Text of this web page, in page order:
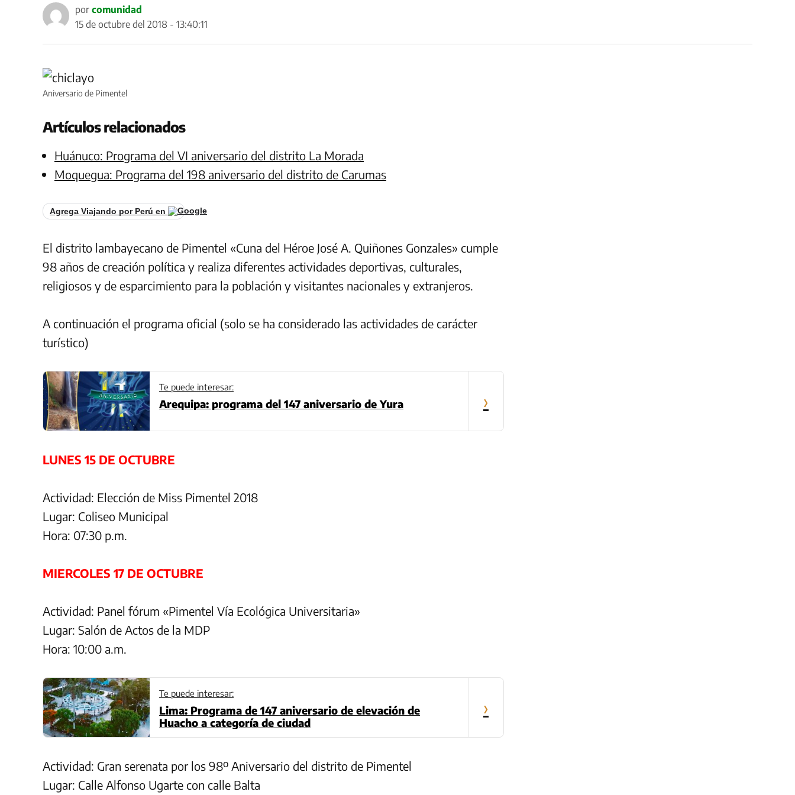
por comunidad
15 de octubre del 2018 - 13:40:11
Aniversario de Pimentel
Artículos relacionados
Huánuco: Programa del VI aniversario del distrito La Morada
Moquegua: Programa del 198 aniversario del distrito de Carumas
Agrega Viajando por Perú en
El distrito lambayecano de Pimentel «Cuna del Héroe José A. Quiñones Gonzales» cumple
98 años de creación política y realiza diferentes actividades deportivas, culturales,
religiosos y de esparcimiento para la población y visitantes nacionales y extranjeros.
A continuación el programa oficial (solo se ha considerado las actividades de carácter
turístico)
Te puede interesar:
Arequipa: programa del 147 aniversario de Yura ›
LUNES 15 DE OCTUBRE
Actividad: Elección de Miss Pimentel 2018
Lugar: Coliseo Municipal
Hora: 07:30 p.m.
MIERCOLES 17 DE OCTUBRE
Actividad: Panel fórum «Pimentel Vía Ecológica Universitaria»
Lugar: Salón de Actos de la MDP
Hora: 10:00 a.m.
Te puede interesar:
Lima: Programa de 147 aniversario de elevación de
Huacho a categoría de ciudad
›
Actividad: Gran serenata por los 98º Aniversario del distrito de Pimentel
Lugar: Calle Alfonso Ugarte con calle Balta